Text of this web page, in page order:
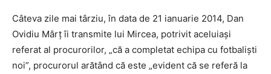
Câteva zile mai târziu, în data de 21 ianuarie 2014, Dan
Ovidiu Mârţ îi transmite lui Mircea, potrivit aceluiaşi
referat al procurorilor, „că a completat echipa cu fotbalişti
noi”, procurorul arătând că este „evident că se referă la